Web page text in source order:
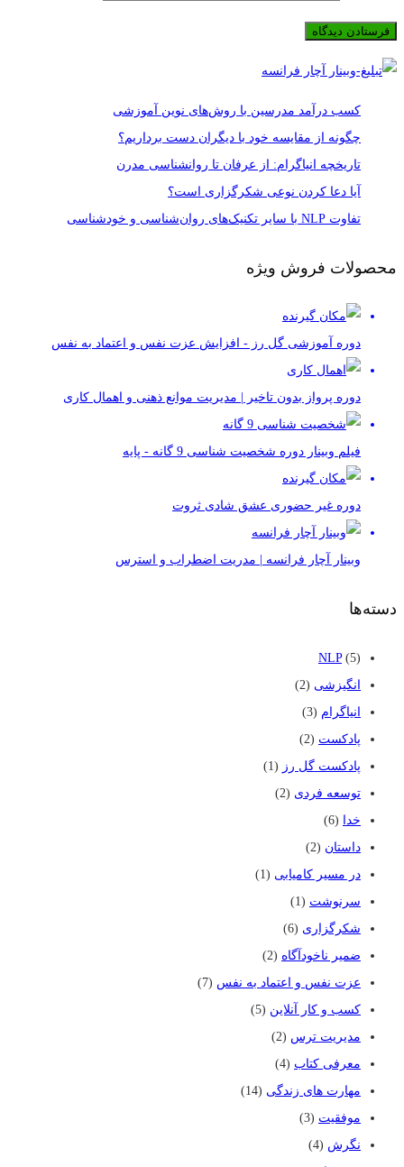
کسب درآمد مدرسین با روش‌های نوین آموزشی
چگونه از مقایسه خود با دیگران دست برداریم؟
تاریخچه انیاگرام: از عرفان تا روانشناسی مدرن
آیا دعا کردن نوعی شکرگزاری است؟
تفاوت NLP با سایر تکنیک‌های روان‌شناسی و خودشناسی
محصولات فروش ویژه
دوره آموزشی گل رز - افزایش عزت نفس و اعتماد به نفس
دوره پرواز بدون تاخیر | مدیریت موانع ذهنی و اهمال کاری
فیلم وبینار دوره شخصیت شناسی 9 گانه - پایه
دوره غیر حضوری عشق شادی ثروت
وبینار آچار فرانسه | مدریت اضطراب و استرس
دسته‌ها
NLP(5)
انگیزشی (2)
انیاگرام (3)
پادکست (2)
پادکست گل رز (1)
توسعه فردی (2)
خدا (6)
داستان (2)
در مسیر کامیابی (1)
سرنوشت (1)
شکرگزاری (6)
ضمیر ناخودآگاه (2)
عزت نفس و اعتماد به نفس (7)
کسب و کار آنلاین (5)
مدیریت ترس (2)
معرفی کتاب (4)
مهارت های زندگی (14)
موفقیت (3)
نگرش (4)